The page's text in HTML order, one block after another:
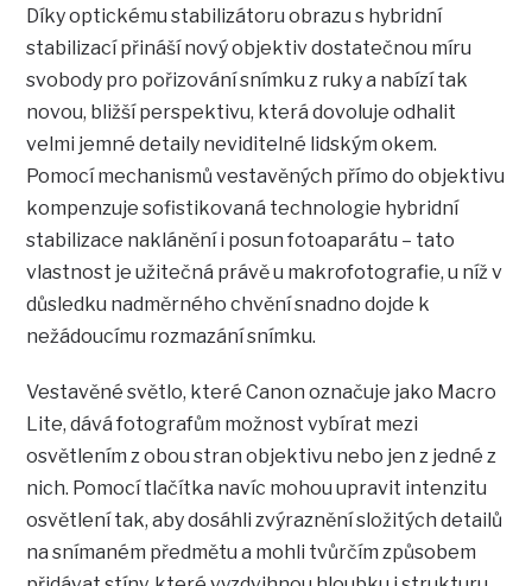
Díky optickému stabilizátoru obrazu s hybridní
stabilizací přináší nový objektiv dostatečnou míru
svobody pro pořizování snímku z ruky a nabízí tak
novou, bližší perspektivu, která dovoluje odhalit
velmi jemné detaily neviditelné lidským okem.
Pomocí mechanismů vestavěných přímo do objektivu
kompenzuje sofistikovaná technologie hybridní
stabilizace naklánění i posun fotoaparátu – tato
vlastnost je užitečná právě u makrofotografie, u níž v
důsledku nadměrného chvění snadno dojde k
nežádoucímu rozmazání snímku.
Vestavěné světlo, které Canon označuje jako Macro
Lite, dává fotografům možnost vybírat mezi
osvětlením z obou stran objektivu nebo jen z jedné z
nich. Pomocí tlačítka navíc mohou upravit intenzitu
osvětlení tak, aby dosáhli zvýraznění složitých detailů
na snímaném předmětu a mohli tvůrčím způsobem